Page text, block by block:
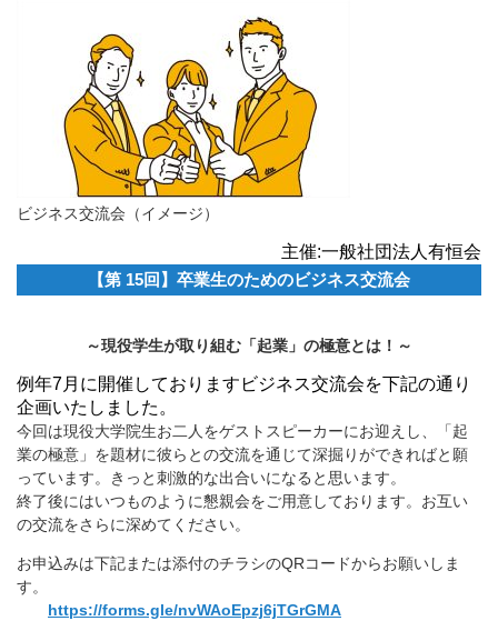
ビジネス交流会（イメージ）
主催:一般社団法人有恒会
【第 15回】卒業生のためのビジネス交流会
～現役学生が取り組む「起業」の極意とは！～
例年7月に開催しておりますビジネス交流会を下記の通り
企画いたしました。
今回は現役大学院生お二人をゲストスピーカーにお迎えし、「起
業の極意」を題材に彼らとの交流を通じて深掘りができればと願
っています。きっと刺激的な出合いになると思います。
終了後にはいつものように懇親会をご用意しております。お互い
の交流をさらに深めてください。
お申込みは下記または添付のチラシのQRコードからお願いしま
す。
https://forms.gle/nvWAoEpzj6jTGrGMA